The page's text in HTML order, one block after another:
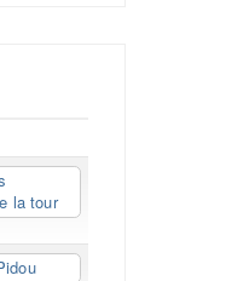
la tour